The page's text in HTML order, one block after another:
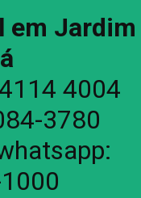
em Jardim
4004
3780